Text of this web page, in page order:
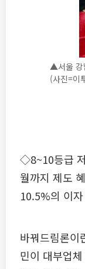
▲서울 강
(사진=이
◇8~10등급
월까지 제도
10.5%의 이
바꿔드림론이
민이 대부업